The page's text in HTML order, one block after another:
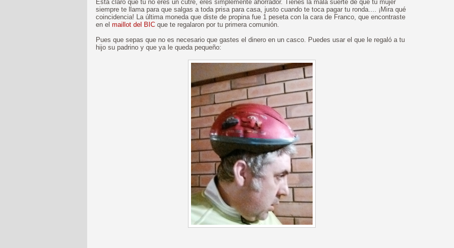
Está claro que tú no eres un cutre, eres simplemente ahorrador. Tienes la mala suerte de que tu mujer
siempre te llama para que salgas a toda prisa para casa, justo cuando te toca pagar tu ronda.... ¡Mira qué
coincidencia! La última moneda que diste de propina fue 1 peseta con la cara de Franco, que encontraste
en el maillot del BIC que te regalaron por tu primera comunión.
Pues que sepas que no es necesario que gastes el dinero en un casco. Puedes usar el que le regaló a tu
hijo su padrino y que ya le queda pequeño: